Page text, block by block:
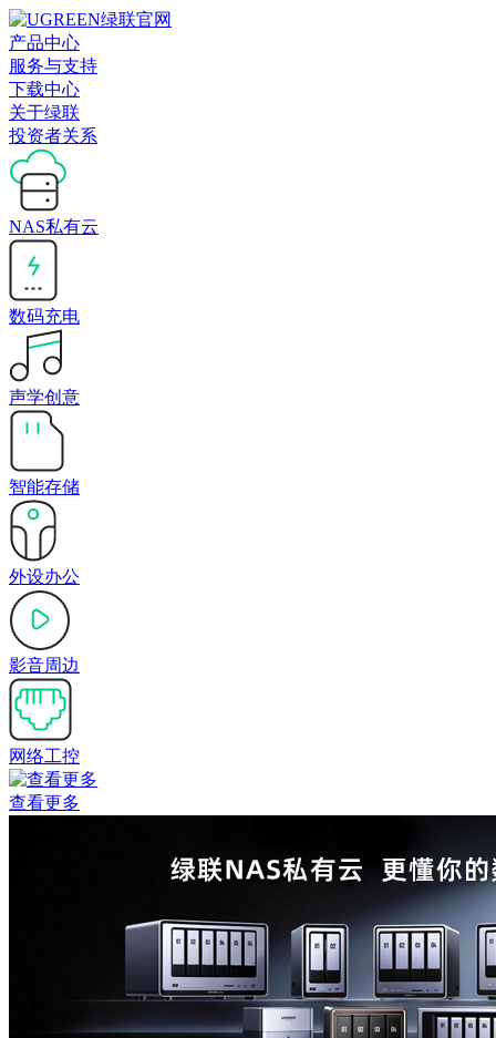
产品中心
服务与支持
下载中心
关于绿联
投资者关系
NAS私有云
数码充电
声学创意
智能存储
外设办公
影音周边
网络工控
查看更多